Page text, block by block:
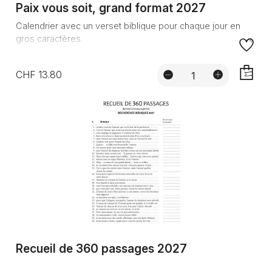
Paix vous soit, grand format 2027
Calendrier avec un verset biblique pour chaque jour en
gros caractères.
CHF 13.80
Recueil de 360 passages 2027